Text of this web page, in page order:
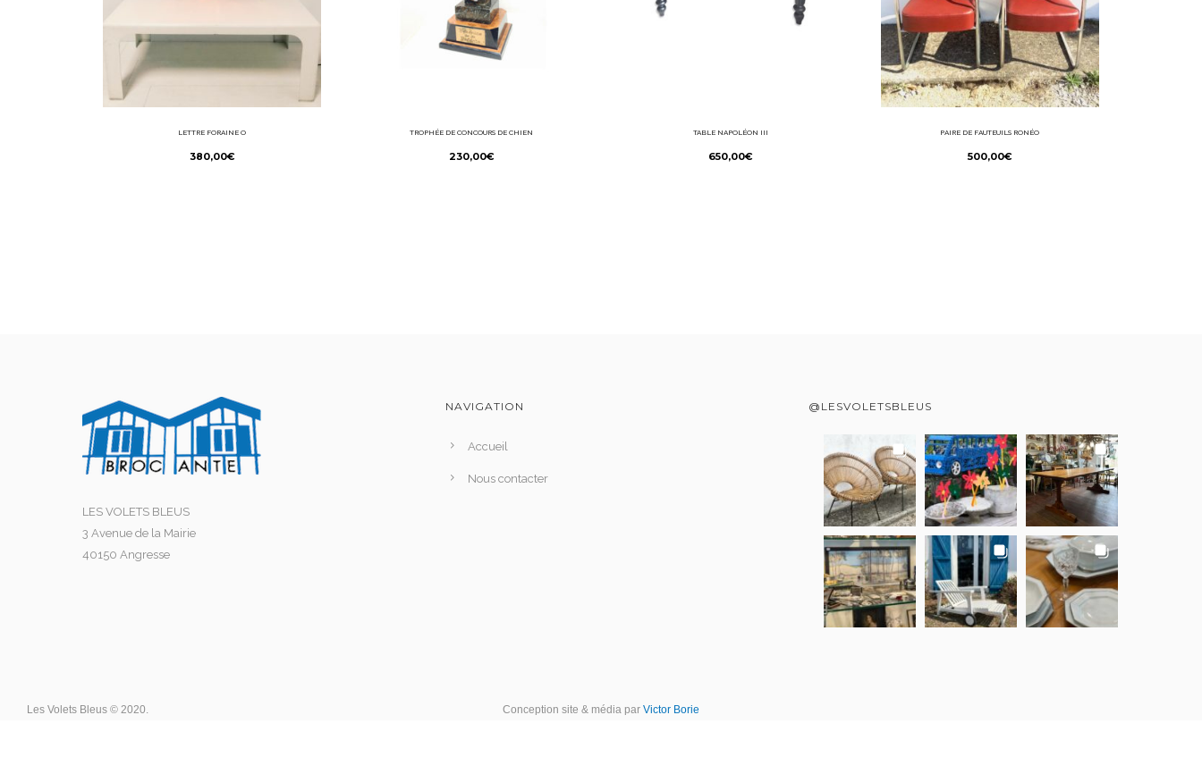
LETTRE FORAINE O
380,00€
TROPHÉE DE CONCOURS DE CHIEN
230,00€
TABLE NAPOLÉON III
650,00€
PAIRE DE FAUTEUILS RONÉO
500,00€
LES VOLETS BLEUS
3 Avenue de la Mairie
40150 Angresse
NAVIGATION
Accueil
Nous contacter
@LESVOLETSBLEUS
Les Volets Bleus © 2020. Conception site & média par Victor Borie